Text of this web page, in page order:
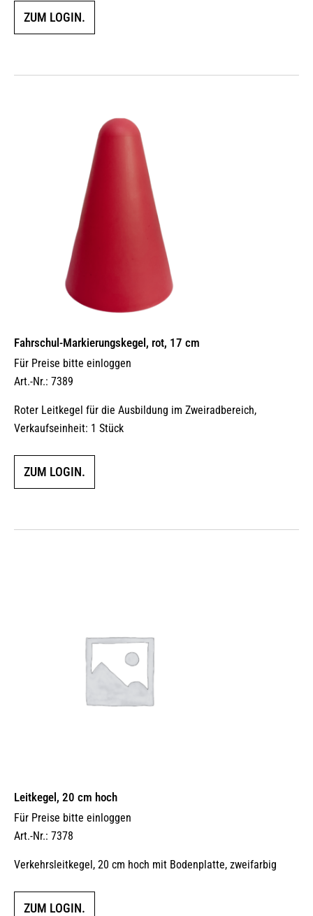
ZUM LOGIN.
Fahrschul-Markierungskegel, rot, 17 cm
Für Preise bitte einloggen
Art.-Nr.: 7389
Roter Leit­kegel für die Ausbildung im Zweiradbereich,
Verkaufseinheit: 1 Stück
ZUM LOGIN.
Leitkegel, 20 cm hoch
Für Preise bitte einloggen
Art.-Nr.: 7378
Verkehrsleit­kegel, 20 cm hoch mit Bodenplatte, zweifarbig
ZUM LOGIN.